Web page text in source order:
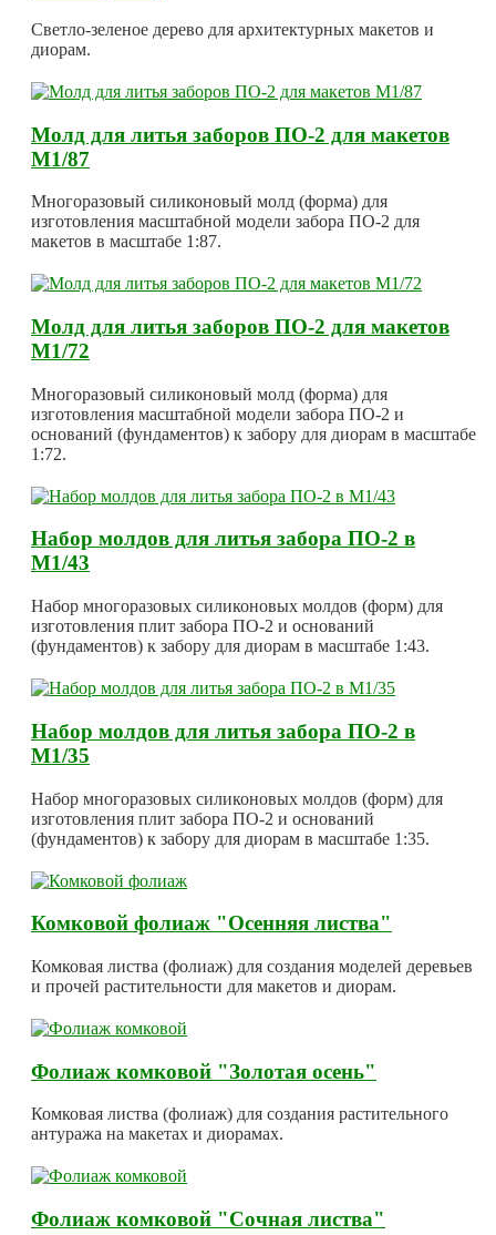
Светло-зеленое дерево для архитектурных макетов и
диорам.
Молд для литья заборов ПО-2 для макетов
М1/87
Многоразовый силиконовый молд (форма) для
изготовления масштабной модели забора ПО-2 для
макетов в масштабе 1:87.
Молд для литья заборов ПО-2 для макетов
М1/72
Многоразовый силиконовый молд (форма) для
изготовления масштабной модели забора ПО-2 и
оснований (фундаментов) к забору для диорам в масштабе
1:72.
Набор молдов для литья забора ПО-2 в
М1/43
Набор многоразовых силиконовых молдов (форм) для
изготовления плит забора ПО-2 и оснований
(фундаментов) к забору для диорам в масштабе 1:43.
Набор молдов для литья забора ПО-2 в
М1/35
Набор многоразовых силиконовых молдов (форм) для
изготовления плит забора ПО-2 и оснований
(фундаментов) к забору для диорам в масштабе 1:35.
Комковой фолиаж "Осенняя листва"
Комковая листва (фолиаж) для создания моделей деревьев
и прочей растительности для макетов и диорам.
Фолиаж комковой "Золотая осень"
Комковая листва (фолиаж) для создания растительного
антуража на макетах и диорамах.
Фолиаж комковой "Сочная листва"